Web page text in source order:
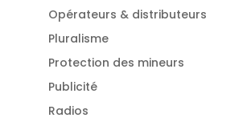
Opérateurs & distributeurs
Pluralisme
Protection des mineurs
Publicité
Radios